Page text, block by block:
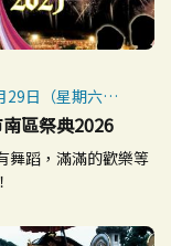
29日（星期六）
天氣則取消
區祭典2026
舞蹈，滿滿的歡樂等